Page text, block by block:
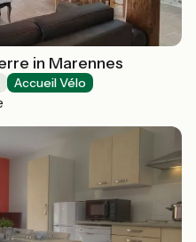
in Marennes
Accueil Vélo